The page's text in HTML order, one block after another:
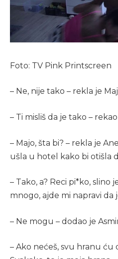
Foto: TV Pink Printscreen
– Ne, nije tako – rekla je
– Ti misliš da je tako –
– Majo, šta bi? – rekla je
ušla u hotel kako bi otišla
– Tako, a? Reci pi*ko, slino
mnogo, ajde mi napravi da
– Ne mogu – dodao je
– Ako nećeš, svu hranu ću